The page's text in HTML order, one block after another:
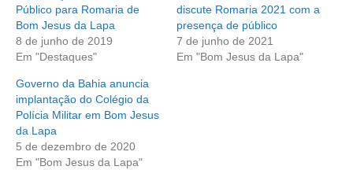
Público para Romaria de
Bom Jesus da Lapa
8 de junho de 2019
Em "Destaques"
discute Romaria 2021 com a
presença de público
7 de junho de 2021
Em "Bom Jesus da Lapa"
Governo da Bahia anuncia
implantação do Colégio da
Polícia Militar em Bom Jesus
da Lapa
5 de dezembro de 2020
Em "Bom Jesus da Lapa"